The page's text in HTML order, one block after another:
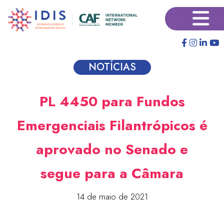
para
×
NOTÍCIAS
PL 4450 para Fundos
Emergenciais Filantrópicos é
aprovado no Senado e
segue para a Câmara
14 de maio de 2021